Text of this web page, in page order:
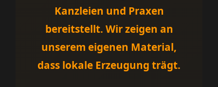
Kanzleien und Praxen
bereitstellt. Wir zeigen an
unserem eigenen Material,
dass lokale Erzeugung trägt.